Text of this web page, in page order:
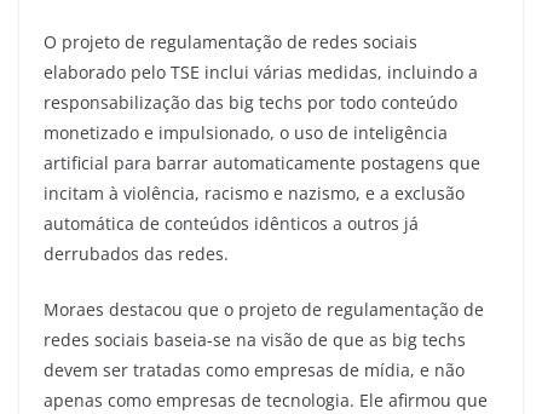
O projeto de regulamentação de redes sociais
elaborado pelo TSE inclui várias medidas, incluindo a
responsabilização das big techs por todo conteúdo
monetizado e impulsionado, o uso de inteligência
artificial para barrar automaticamente postagens que
incitam à violência, racismo e nazismo, e a exclusão
automática de conteúdos idênticos a outros já
derrubados das redes.
Moraes destacou que o projeto de regulamentação de
redes sociais baseia-se na visão de que as big techs
devem ser tratadas como empresas de mídia, e não
apenas como empresas de tecnologia. Ele afirmou que